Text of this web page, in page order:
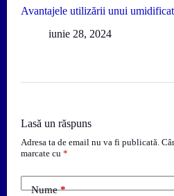
Avantajele utilizării unui
iunie 28, 2024
Lasă un răspuns
Adresa ta de email nu va fi publicată.
marcate cu *
Nume*